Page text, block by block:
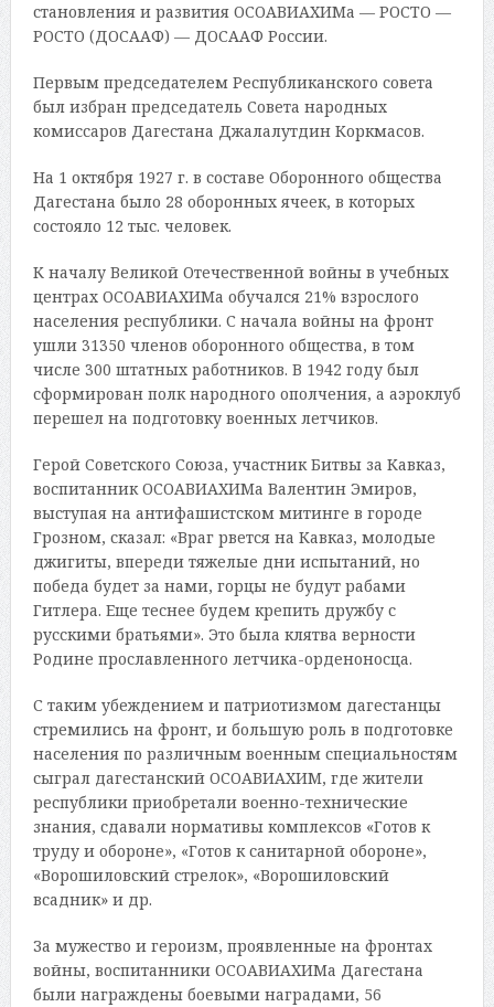
становления и развития ОСОАВИАХИМа — РОСТО —
РОСТО (ДОСААФ) — ДОСААФ России.
Первым председателем Республиканского совета
был избран председатель Совета народных
комиссаров Дагестана Джалалутдин Коркмасов.
На 1 октября 1927 г. в составе Оборонного общества
Дагестана было 28 оборонных ячеек, в которых
состояло 12 тыс. человек.
К началу Великой Отечественной войны в учебных
центрах ОСОАВИАХИМа обучался 21% взрослого
населения республики. С начала войны на фронт
ушли 31350 членов оборонного общества, в том
числе 300 штатных работников. В 1942 году был
сформирован полк народного ополчения, а аэроклуб
перешел на подготовку военных летчиков.
Герой Советского Союза, участник Битвы за Кавказ,
воспитанник ОСОАВИАХИМа Валентин Эмиров,
выступая на антифашистском митинге в городе
Грозном, сказал: «Враг рвется на Кавказ, молодые
джигиты, впереди тяжелые дни испытаний, но
победа будет за нами, горцы не будут рабами
Гитлера. Еще теснее будем крепить дружбу с
русскими братьями». Это была клятва верности
Родине прославленного летчика-орденоносца.
С таким убеждением и патриотизмом дагестанцы
стремились на фронт, и большую роль в подготовке
населения по различным военным специальностям
сыграл дагестанский ОСОАВИАХИМ, где жители
республики приобретали военно-технические
знания, сдавали нормативы комплексов «Готов к
труду и обороне», «Готов к санитарной обороне»,
«Ворошиловский стрелок», «Ворошиловский
всадник» и др.
За мужество и героизм, проявленные на фронтах
войны, воспитанники ОСОАВИАХИМа Дагестана
были награждены боевыми наградами, 56